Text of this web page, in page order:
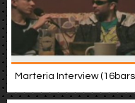
Marteria Interview